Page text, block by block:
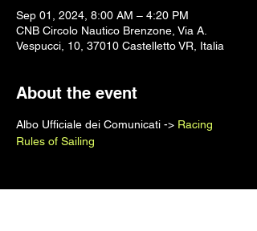
Sep 01, 2024, 8:00 AM – 4:20 PM
CNB Circolo Nautico Brenzone, Via A.
Vespucci, 10, 37010 Castelletto VR, Italia
About the event
Albo Ufficiale dei Comunicati -> Racing
Rules of Sailing